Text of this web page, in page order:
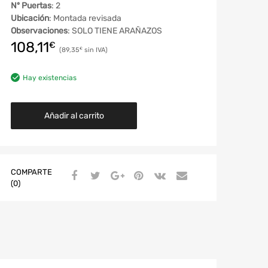
Nº Puertas: 2
Ubicación: Montada revisada
Observaciones: SOLO TIENE ARAÑAZOS
108,11€ 89,35€
Hay existencias
Añadir al carrito
COMPARTE
(0)